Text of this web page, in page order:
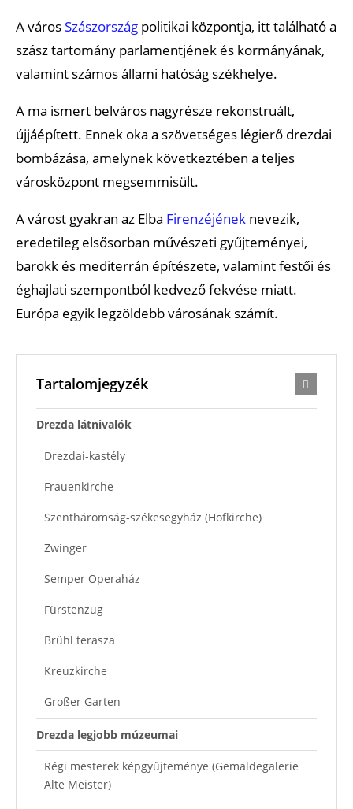
A városSzászország politikai központja, itt található a
szász tartomány parlamentjének és kormányának,
valamint számos állami hatóság székhelye.
A ma ismert belváros nagyrésze rekonstruált,
újjáépített. Ennek oka a szövetséges légierő drezdai
bombázása, amelynek következtében a teljes
városközpont megsemmisült.
A várost gyakran az Elba Firenzéjének nevezik,
eredetileg elsősorban művészeti gyűjteményei,
barokk és mediterrán építészete, valamint festői és
éghajlati szempontból kedvező fekvése miatt.
Európa egyik legzöldebb városának számít.
Tartalomjegyzék
Drezda látnivalók
Drezdai-kastély
Frauenkirche
Szentháromság-székesegyház (Hofkirche)
Zwinger
Semper Operaház
Fürstenzug
Brühl terasza
Kreuzkirche
Großer Garten
Drezda legjobb múzeumai
Régi mesterek képgyűjteménye (Gemäldegalerie
Alte Meister)